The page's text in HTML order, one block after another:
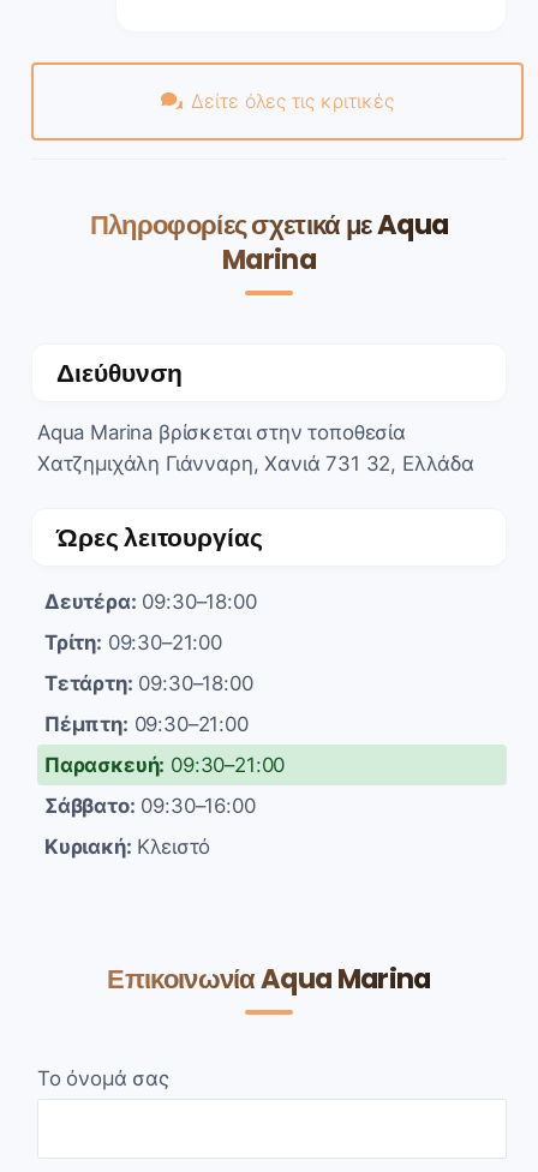
Δείτε όλες τις κριτικές
Πληροφορίες σχετικά με Aqua
Marina
Διεύθυνση
Aqua Marina βρίσκεται στην τοποθεσία
Χατζημιχάλη Γιάνναρη, Χανιά 731 32, Ελλάδα
Ώρες λειτουργίας
Δευτέρα: 09:30–18:00
Τρίτη: 09:30–21:00
Τετάρτη: 09:30–18:00
Πέμπτη: 09:30–21:00
Παρασκευή: 09:30–21:00
Σάββατο: 09:30–16:00
Κυριακή: Κλειστό
Επικοινωνία Aqua Marina
Το όνομά σας